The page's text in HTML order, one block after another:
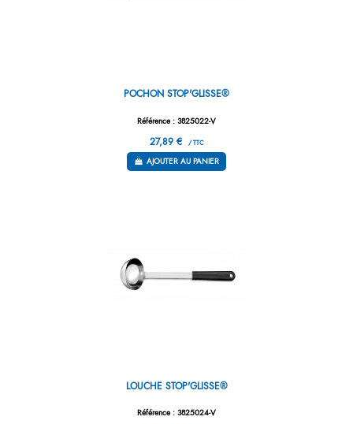
POCHON STOP'GLISSE®
Référence : 3825022-V
27,89 € / TTC
AJOUTER AU PANIER
LOUCHE STOP'GLISSE®
Référence : 3825024-V